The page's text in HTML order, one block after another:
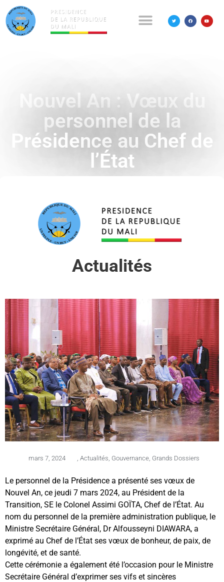
Nouvel An : Vœux du
personnel de la
Présidence au Chef de
l’État
Actualités
mars 7, 2024 Actualités Gouvernance Grands Dossiers
Le personnel de la Présidence a présenté ses vœux de
Nouvel An, ce jeudi 7 mars 2024, au Président de la
Transition, SE le Colonel Assimi GOÏTA, Chef de l’État. Au
nom du personnel de la première administration publique, le
Ministre Secrétaire Général, Dr Alfousseyni DIAWARA, a
exprimé au Chef de l’État ses vœux de bonheur, de paix, de
longévité, et de santé.
Cette cérémonie a également été l’occasion pour le Ministre
Secrétaire Général d’exprimer ses vifs et sincères